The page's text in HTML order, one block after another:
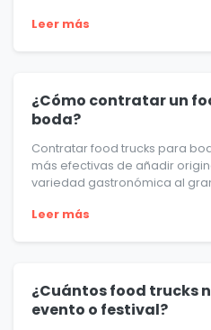
Leer más
¿Cómo contratar un
boda?
Contratar food trucks para
más efectivas de añadir
variedad gastronómica al
Leer más
¿Cuántos food trucks
evento o festival?